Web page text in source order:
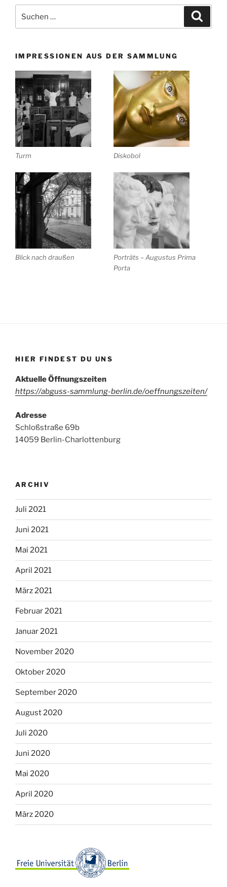
nach:
IMPRESSIONEN AUS DER SAMMLUNG
Turm Diskobol
Blick nach draußen
Porträts – Augustus Prima
Porta
HIER FINDEST DU UNS
Aktuelle Öffnungszeiten
https://abguss-sammlung-berlin.de/oeffnungszeiten/
Adresse
Schloßstraße 69b
14059 Berlin-Charlottenburg
ARCHIV
Juli 2021
Juni 2021
Mai 2021
April 2021
März 2021
Februar 2021
Januar 2021
November 2020
Oktober 2020
September 2020
August 2020
Juli 2020
Juni 2020
Mai 2020
April 2020
März 2020